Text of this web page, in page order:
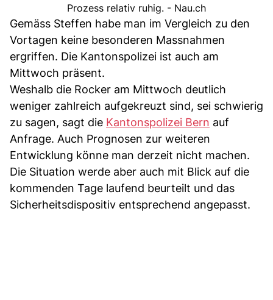
Prozess relativ ruhig. - Nau.ch
Gemäss Steffen habe man im Vergleich zu den
Vortagen keine besonderen Massnahmen
ergriffen. Die Kantonspolizei ist auch am
Mittwoch präsent.
Weshalb die Rocker am Mittwoch deutlich
weniger zahlreich aufgekreuzt sind, sei schwierig
zu sagen, sagt die Kantonspolizei Bern auf
Anfrage. Auch Prognosen zur weiteren
Entwicklung könne man derzeit nicht machen.
Die Situation werde aber auch mit Blick auf die
kommenden Tage laufend beurteilt und das
Sicherheitsdispositiv entsprechend angepasst.